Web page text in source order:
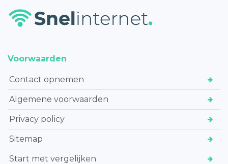
Voorwaarden
Contact opnemen
Algemene voorwaarden
Privacy policy
Sitemap
Start met vergelijken